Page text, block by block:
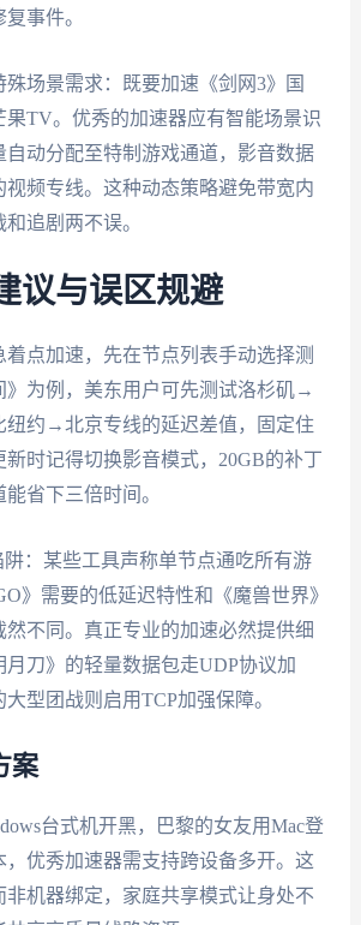
事件。
场景需求：既要加速《剑网3》国
果TV。优秀的加速器应有智能场景识
自动分配至特制游戏通道，影音数据
视频专线。这种动态策略避免带宽内
追剧两不误。
议与误区规避
着点加速，先在节点列表手动选择测
》为例，美东用户可先测试洛杉矶→
纽约→北京专线的延迟差值，固定住
时记得切换影音模式，20GB的补丁
省下三倍时间。
：某些工具声称单节点通吃所有游
》需要的低延迟特性和《魔兽世界》
然不同。真正专业的加速必然提供细
月刀》的轻量数据包走UDP协议加
型团战则启用TCP加强保障。
案
台式机开黑，巴黎的女友用Mac登
，优秀加速器需支持跨设备多开。这
非机器绑定，家庭共享模式让身处不